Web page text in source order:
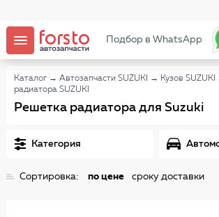
Подбор в WhatsApp
Каталог → Автозапчасти SUZUKI → Кузов SUZUKI
радиатора SUZUKI
Решетка радиатора для Suzuki
Категория
Сортировка: по цене сроку доставки